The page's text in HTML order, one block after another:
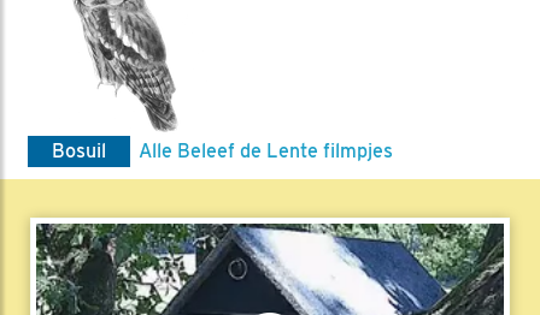
Bosuil Alle Beleef de Lente filmpjes